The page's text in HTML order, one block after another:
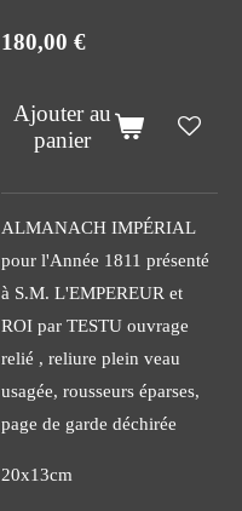
180,00 €
Ajouter au
panier
ALMANACH IMPÉRIAL
pour l'Année 1811 présenté
à S.M. L'EMPEREUR et
ROI par TESTU ouvrage
relié , reliure plein veau
usagée, rousseurs éparses,
page de garde déchirée
20x13cm